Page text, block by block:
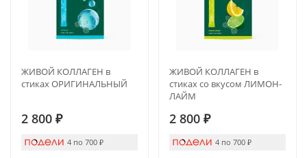
ЖИВОЙ КОЛЛАГЕН в
стиках ОРИГИНАЛЬНЫЙ
2 800 ₽
4 по 700 ₽
ЖИВОЙ КОЛЛАГЕН в
стиках со вкусом ЛИМОН-
ЛАЙМ
2 800 ₽
4 по 700 ₽